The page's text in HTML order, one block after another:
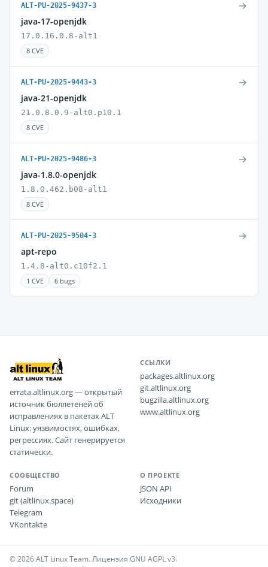
ALT-PU-2025-9437-3
java-17-openjdk
17.0.16.0.8-alt1
8 CVE
→
ALT-PU-2025-9443-3
java-21-openjdk
21.0.8.0.9-alt0.p10.1
8 CVE
→
ALT-PU-2025-9486-3
java-1.8.0-openjdk
1.8.0.462.b08-alt1
8 CVE
→
ALT-PU-2025-9504-3
apt-repo
1.4.8-alt0.c10f2.1
1 CVE
6 bugs
→
errata.altlinux.org — открытый
источник бюллетеней об
исправлениях в пакетах ALT
Linux: уязвимостях, ошибках,
регрессиях. Сайт генерируется
статически.
ССЫЛКИ
packages.altlinux.org
git.altlinux.org
bugzilla.altlinux.org
www.altlinux.org
СООБЩЕСТВО
Forum
git (altlinux.space)
Telegram
VKontakte
О ПРОЕКТЕ
JSON API
Исходники
© 2026 ALT Linux Team. Лицензия GNU AGPL v3.